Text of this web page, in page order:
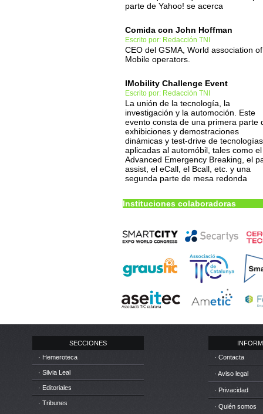
parte de Yahoo! se acerca
Comida con John Hoffman
Escrito por: Redacción TNI
CEO del GSMA, World association of
Mobile operators.
IMobility Challenge Event
Escrito por: Redacción TNI
La unión de la tecnología, la
investigación y la automoción. Este
evento consta de una primera parte
exhibiciones y demostraciones
dinámicas y test-drive de tecnologías
aplicadas al automóbil, tales como el
Advanced Emergency Breaking, el
assist, el eCall, el Bcall, etc. y una
segunda parte de mesa redonda
Instituciones colaboradoras
SECCIONES
· Hemeroteca
· Silvia Leal
· Editoriales
· Tribunes
· Contacta
· Aviso legal
· Privacidad
· Quién somos